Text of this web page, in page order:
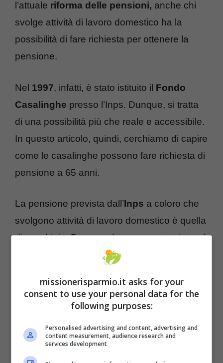
l’attuale riforma delle pensioni, anche chi
svolge attività di lavoro domestico ha la
possibilità di fare richiesta per ottenere la
pensione.
Nel 1997, infatti, è stato istituito il Fondo
Casalinghe presso l’Inps. Dunque, si tratta
di una possibilità più che reale e accessibile.
In questo articolo, quindi, cerchiamo di capire
come le casalinghe possono fare richiesta di
pensione a 65 anni.
La pensione prevista dall’Inps a coloro che
svolgono attività di lavoro domestico è quella
di vecchiaia. Per accedere a questa misura è
necessario fare richiesta, anche a partire da
ottenere l’assegno è quello di aver maturato
5 anni di contributi.
missionerisparmio.it asks for your
consent to use your personal data for the
following purposes:
Personalised advertising and content, advertising and
content measurement, audience research and
services development